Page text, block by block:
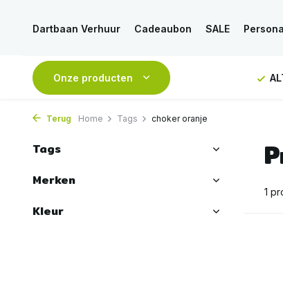
Dartbaan Verhuur Cadeaubon SALE
Onze producten
verstuurd GRATIS verzending vanaf 50€
Terug Home Tags choker oranje
Tags
Merken
Kleur
1